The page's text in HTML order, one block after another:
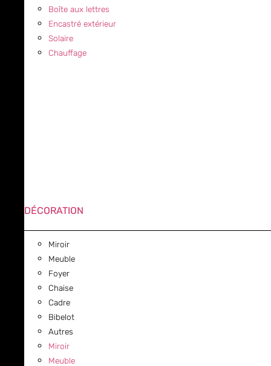
Boîte aux lettres
Encastré extérieur
Solaire
Chauffage
DÉCORATION
Miroir
Meuble
Foyer
Chaise
Cadre
Bibelot
Autres
Miroir
Meuble